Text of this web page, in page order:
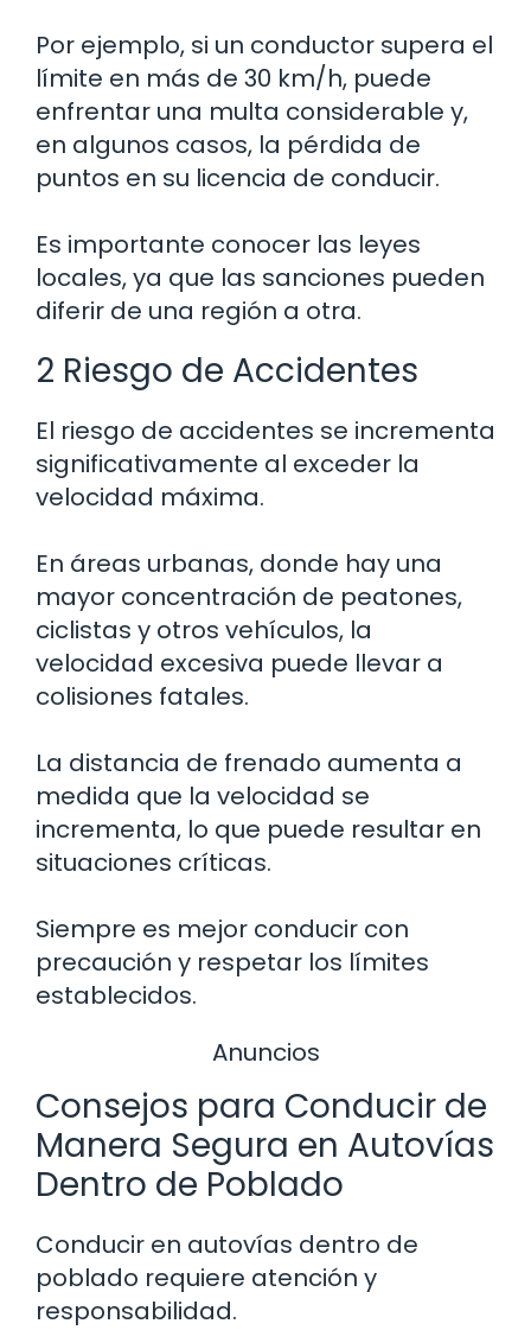
Por ejemplo, si un conductor supera el
límite en más de 30 km/h, puede
enfrentar una multa considerable y,
en algunos casos, la pérdida de
puntos en su licencia de conducir.
Es importante conocer las leyes
locales, ya que las sanciones pueden
diferir de una región a otra.
2 Riesgo de Accidentes
El riesgo de accidentes se incrementa
significativamente al exceder la
velocidad máxima.
En áreas urbanas, donde hay una
mayor concentración de peatones,
ciclistas y otros vehículos, la
velocidad excesiva puede llevar a
colisiones fatales.
La distancia de frenado aumenta a
medida que la velocidad se
incrementa, lo que puede resultar en
situaciones críticas.
Siempre es mejor conducir con
precaución y respetar los límites
establecidos.
Anuncios
Consejos para Conducir de
Manera Segura en Autovías
Dentro de Poblado
Conducir en autovías dentro de
poblado requiere atención y
responsabilidad.